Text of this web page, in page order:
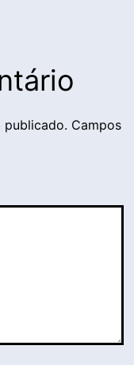
publicado. Campos